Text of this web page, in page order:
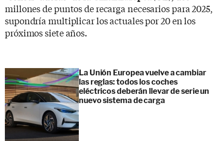
millones de puntos de recarga necesarios para 2025,
supondría multiplicar los actuales por 20 en los
próximos siete años.
La Unión Europea vuelve a cambiar
las reglas: todos los coches
eléctricos deberán llevar de serie un
nuevo sistema de carga